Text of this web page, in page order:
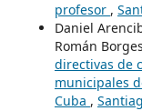
profesor ,
Daniel
Román
directivas de
municipales
Cuba ,